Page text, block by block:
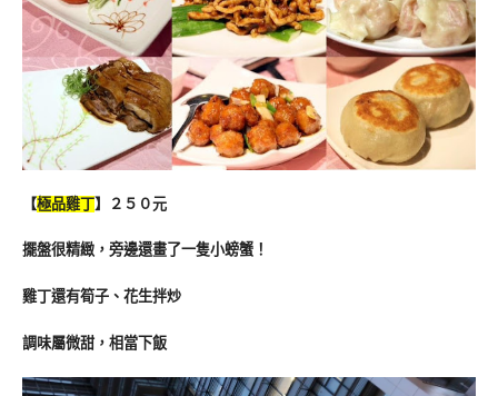
【極品雞丁】２５０元
擺盤很精緻，旁邊還畫了一隻小螃蟹！
雞丁還有筍子、花生拌炒
調味屬微甜，相當下飯